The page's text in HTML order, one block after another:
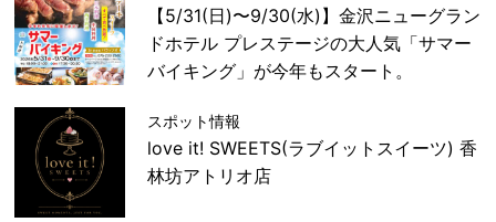
【5/31(日)〜9/30(水)】金沢ニューグラン
ドホテル プレステージの大人気「サマー
バイキング」が今年もスタート。
スポット情報
love it! SWEETS(ラブイットスイーツ) 香
林坊アトリオ店